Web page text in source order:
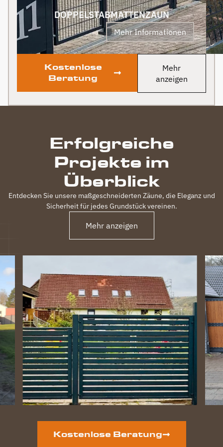
sogar noch ein Paket mit
leckerem Honig. Danke
auch dafür!
DOPPELSTABMATTENZAUN
Mehr Informationen
Kostenlose
Beratung
Mehr
anzeigen
Erfolgreiche
Projekte im
Überblick
Entdecken Sie unsere maßgeschneiderten Zäune, die Eleganz und
Sicherheit für jedes Grundstück vereinen.
Mehr anzeigen
Kostenlose Beratung